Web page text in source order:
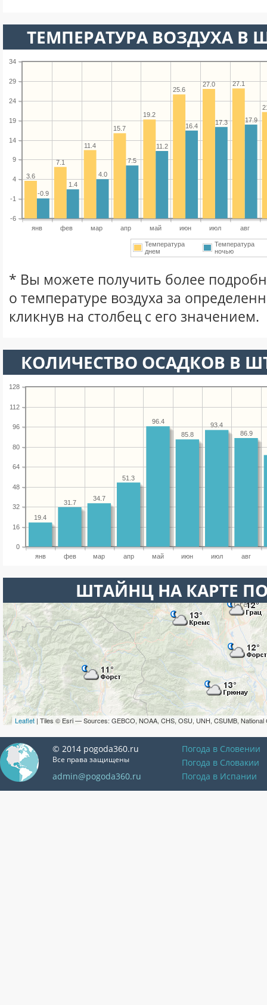
ТЕМПЕРАТУРА ВОЗДУХА В
янв фев мар апр май июн июл авг
-6
-1
4
9
14
19
24
29
34
27.1
27.0
25.6
19.2
15.7
11.4
7.1
3.6
17.9
17.3
16.4
11.2
7.5
4.0
1.4
-0.9
Температура
днем
Температура
ночью
* Вы можете получить более
о температуре воздуха за
кликнув на столбец с его значением.
КОЛИЧЕСТВО ОСАДКОВ В
янв фев мар апр май июн июл авг
0
16
32
48
64
80
96
112
128
86.9
93.4
85.8
96.4
51.3
34.7
31.7
19.4
ШТАЙНЦ НА КАРТЕ
Leaflet | Tiles © Esri — Sources: GEBCO, NOAA, CHS, OSU, UNH, CSUMB, National
© 2014 pogoda360.ru
Все права защищены
admin@pogoda360.ru
Погода в Словении
Погода в Словакии
Погода в Испании